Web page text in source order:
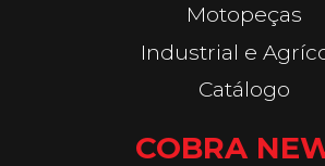
Motopeças
Industrial e
Catálogo
COBRA